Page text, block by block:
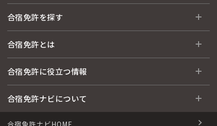
合宿免許を探す
全国 教習所一覧
運転免許の種類(車種)
合宿免許とは
合宿免許とは
合宿免許選びのアドバイス
合宿免許に役立つ情報
合宿免許に役立つ情報
合宿免許ナビについて
会社情報・代表メッセージ
合宿免許ナビHOME